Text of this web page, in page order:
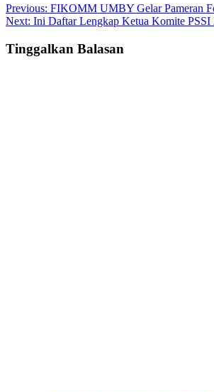
Post
navigation
Previous: FIKOMM UMBY Gelar Pameran
Next: Ini Daftar Lengkap Ketua Komite PSSI
Tinggalkan Balasan